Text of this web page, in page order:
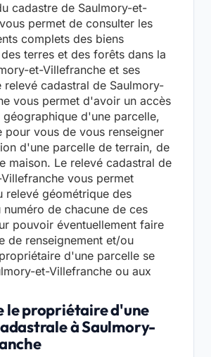
cadastre de Saulmory-et-
permet de consulter les
complets des biens
terres et des forêts dans la
et-Villefranche et ses
relevé cadastral de Saulmory-
vous permet d'avoir un accès
géographique d'une parcelle,
pour vous de vous renseigner
d'une parcelle de terrain, de
maison. Le relevé cadastral de
vous permet
relevé géométrique des
numéro de chacune de ces
pouvoir éventuellement faire
de renseignement et/ou
d'une parcelle se
et-Villefranche ou aux
le propriétaire d'une
à Saulmory-